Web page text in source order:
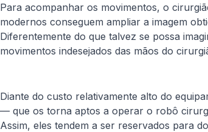
Para acompanhar os movimentos, o
modernos conseguem ampliar a imagem
Diferentemente do que talvez se possa
movimentos indesejados das mãos do
Diante do custo relativamente alto do
— que os torna aptos a operar o robô
Assim, eles tendem a ser reservados para